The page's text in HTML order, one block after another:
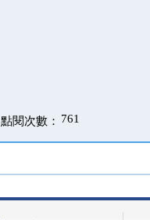
點閱次數： 761